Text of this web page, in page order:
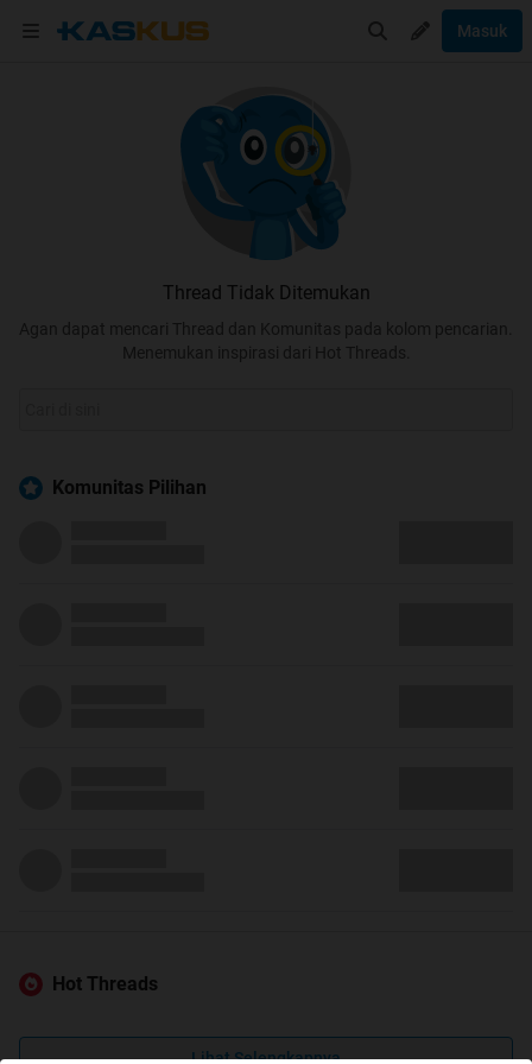
Masuk
Thread Tidak Ditemukan
Agan dapat mencari Thread dan Komunitas pada kolom pencarian.
Menemukan inspirasi dari Hot Threads.
Komunitas Pilihan
Hot Threads
Lihat Selengkapnya